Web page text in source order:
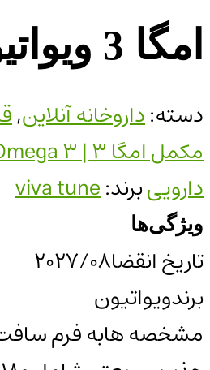
امگا 3 ویواتیون
دسته:داروخانه آنلاین,
مکمل امگا 3 | Omega 3
داروییبرند:viva tune
ویژگی‌ها
تاریخ انقضا2027/08
برندویواتیون
مشخصه هابه فرم سافت